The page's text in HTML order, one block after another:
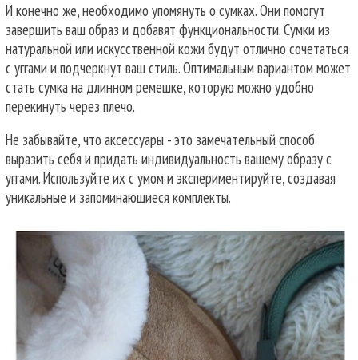
И конечно же, необходимо упомянуть о сумках. Они помогут
завершить ваш образ и добавят функциональности. Сумки из
натуральной или искусственной кожи будут отлично сочетаться
с уггами и подчеркнут ваш стиль. Оптимальным вариантом может
стать сумка на длинном ремешке, которую можно удобно
перекинуть через плечо.
Не забывайте, что аксессуары - это замечательный способ
выразить себя и придать индивидуальность вашему образу с
уггами. Используйте их с умом и экспериментируйте, создавая
уникальные и запоминающиеся комплекты.